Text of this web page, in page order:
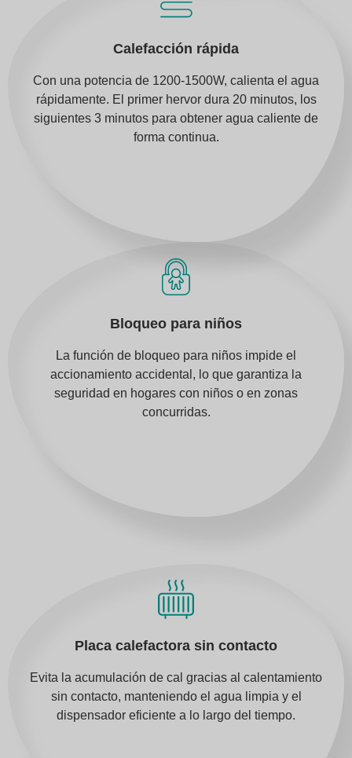
Calefacción rápida
Con una potencia de 1200-1500W, calienta el agua
rápidamente. El primer hervor dura 20 minutos, los
siguientes 3 minutos para obtener agua caliente de
forma continua.
Bloqueo para niños
La función de bloqueo para niños impide el
accionamiento accidental, lo que garantiza la
seguridad en hogares con niños o en zonas
concurridas.
Placa calefactora sin contacto
Evita la acumulación de cal gracias al calentamiento
sin contacto, manteniendo el agua limpia y el
dispensador eficiente a lo largo del tiempo.